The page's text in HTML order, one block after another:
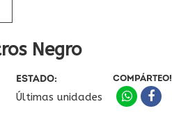
Negro
ESTADO:
Últimas unidades
COMPÁRTEO!